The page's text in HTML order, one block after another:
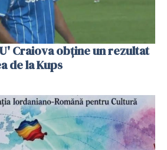
Craiova obține un rezultat
de la Kups